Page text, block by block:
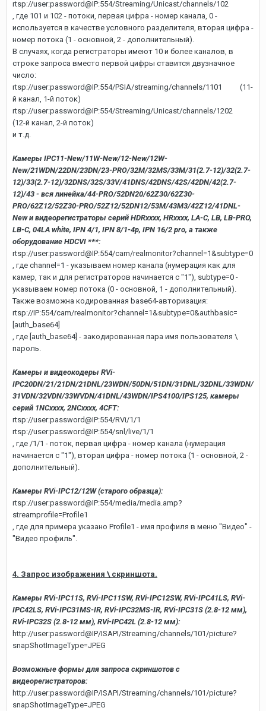
rtsp://user:password@IP:554/Streaming/Unicast/channels/102
, где 101 и 102 - потоки, первая цифра - номер канала, 0 -
используется в качестве условного разделителя, вторая цифра -
номер потока (1 - основной, 2 - дополнительный).
В случаях, когда регистраторы имеют 10 и более каналов, в
строке запроса вместо первой цифры ставится двузначное
число:
rtsp://user:password@IP:554/PSIA/streaming/channels/1101 (11-
й канал, 1-й поток)
rtsp://user:password@IP:554/Streaming/Unicast/channels/1202
(12-й канал, 2-й поток)
и т.д.
Камеры IPC11-New/11W-New/12-New/12W-
New/21WDN/22DN/23DN/23-PRO/32M/32MS/33M/31(2.7-12)/32(2.7-
12)/33(2.7-12)/32DNS/32S/33V/41DNS/42DNS/42S/42DN/42(2.7-
12)/43 - вся линейка/44-PRO/52DN20/62Z30/62Z30-
PRO/62Z12/52Z30-PRO/52Z12/52DN12/53M/43M3/42Z12/41DNL-
New и видеорегистраторы серий HDRxxxx, HRxxxx, LA-C, LB, LB-PRO,
LB-C, 04LA white, IPN 4/1, IPN 8/1-4p, IPN 16/2 pro, а также
оборудование HDCVI ***:
rtsp://user:password@IP:554/cam/realmonitor?channel=1&subtype=0
, где channel=1 - указываем номер канала (нумерация как для
камер, так и для регистраторов начинается с "1"), subtype=0 -
указываем номер потока (0 - основной, 1 - дополнительный).
Также возможна кодированная base64-авторизация:
rtsp://IP:554/cam/realmonitor?channel=1&subtype=0&authbasic=
[auth_base64]
, где [auth_base64] - закодированная пара имя пользователя \
пароль.
Камеры и видеокодеры RVi-
IPC20DN/21/21DN/21DNL/23WDN/50DN/51DN/31DNL/32DNL/33WDN/
31VD­N/32VDN/33WVDN/41DNL/43WDN/IPS4100/IPS125, камеры
серий 1NCxxxx, 2NCxxxx, 4CFT:
rtsp://user:password@IP:554/RVi/1/1
rtsp://user:password@IP:554/snl/live/1/1
, где /1/1 - поток, первая цифра - номер канала (нумерация
начинается с "1"), вторая цифра - номер потока (1 - основной, 2 -
дополнительный).
Камеры RVi-IPC12/12W (старого образца):
rtsp://user:password@IP:554/media/media.amp?
streamprofile=Profile1
, где для примера указано Profile1 - имя профиля в меню "Видео" -
"Видео профиль".
4. Запрос изображения \ скриншота.
Камеры RVi-IPC11S, RVi-IPC11SW, RVi-IPC12SW, RVi-IPC41LS, RVi-
IPC42LS, RVi-IPC31MS-IR, RVi-IPC32MS-IR, RVi-IPC31S (2.8-12 мм),
RVi-IPC32S (2.8-12 мм), RVi-IPC42L (2.8-12 мм):
http://user:password@IP/ISAPI/Streaming/channels/101/picture?
snapShotImageType=JPEG
Возможные формы для запроса скриншотов с
видеорегистраторов:
http://user:password@IP/ISAPI/Streaming/channels/101/picture?
snapShotImageType=JPEG